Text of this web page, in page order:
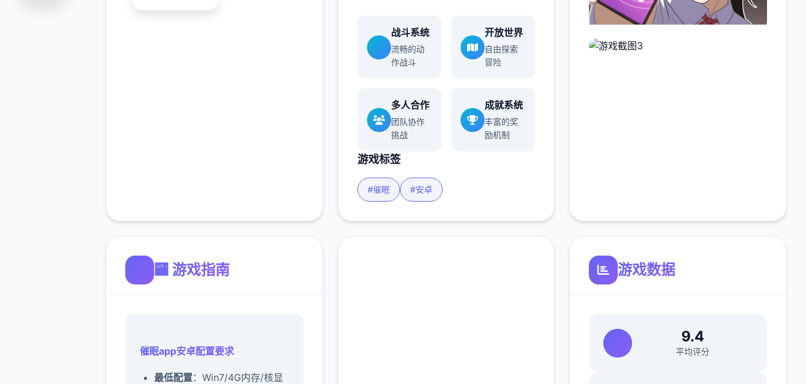
战斗系统
流畅的动
作战斗
开放世界
自由探索
冒险
多人合作
团队协作
挑战
成就系统
丰富的奖
励机制
游戏标签
#催眠 #安卓
🏧 游戏指南
催眠app安卓配置要求
​最低配置​​：Win7/4G内存/核显
游戏数据
9.4
平均评分